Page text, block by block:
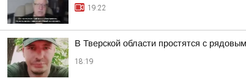
19:22
В Тверской области простятся с
18:19